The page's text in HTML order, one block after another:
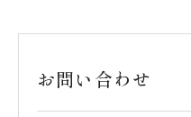
お問い合わせ